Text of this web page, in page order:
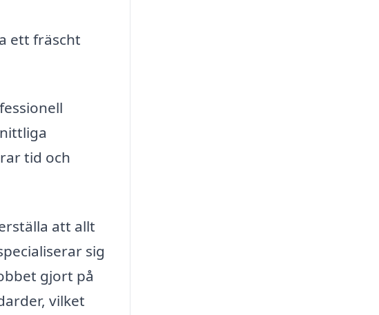
ett fräscht
tid och
att allt
sig
gjort på
vilket